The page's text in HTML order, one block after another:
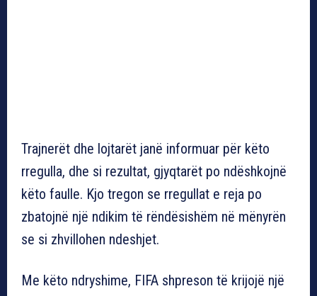
Trajnerët dhe lojtarët janë informuar për këto
rregulla, dhe si rezultat, gjyqtarët po ndëshkojnë
këto faulle. Kjo tregon se rregullat e reja po
zbatojnë një ndikim të rëndësishëm në mënyrën
se si zhvillohen ndeshjet.
Me këto ndryshime, FIFA shpreson të krijojë një